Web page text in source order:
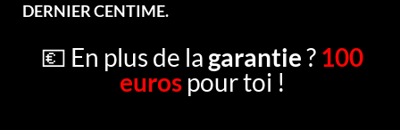
DERNIER CENTIME.
💶 En plus de la garantie? 100
eurospour toi !